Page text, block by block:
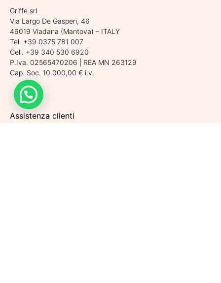
Griffe srl
Via Largo De Gasperi, 46
46019 Viadana (Mantova) – ITALY
Tel. +39 0375 781 007
Cell. +39 340 530 6920
P.Iva. 02565470206 | REA MN 263129
Cap. Soc. 10.000,00 € i.v.
Assistenza clienti